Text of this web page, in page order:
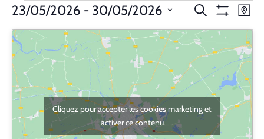
Autorités
Prestations
Documents
Découvrir
Emplois
Recherche
et
navigation
de
vues
Recherche
Les
Filtres
de
Plan
23/05/2026 - 30/05/2026
Sélectionnez
la
date
Cliquez pour accepter les cookies marketing et
activer ce contenu